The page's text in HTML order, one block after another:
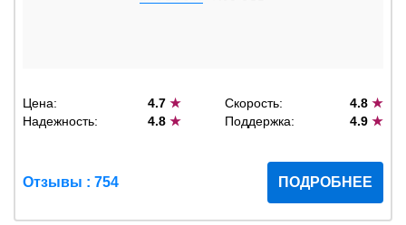
Цена: 4.7★ Скорость: 4.8 ★
Надежность:
4.8★ Поддержка: 4.9 ★
Отзывы : 754 ПОДРОБНЕЕ